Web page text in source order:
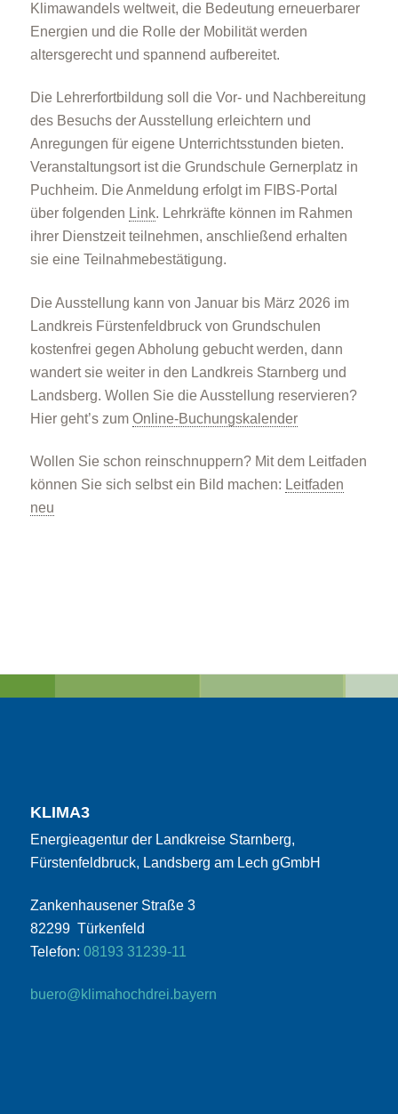
Klimawandels weltweit, die Bedeutung erneuerbarer
Energien und die Rolle der Mobilität werden
altersgerecht und spannend aufbereitet.
Die Lehrerfortbildung soll die Vor- und Nachbereitung
des Besuchs der Ausstellung erleichtern und
Anregungen für eigene Unterrichtsstunden bieten.
Veranstaltungsort ist die Grundschule Gernerplatz in
Puchheim. Die Anmeldung erfolgt im FIBS-Portal
über folgenden Link. Lehrkräfte können im Rahmen
ihrer Dienstzeit teilnehmen, anschließend erhalten
sie eine Teilnahmebestätigung.
Die Ausstellung kann von Januar bis März 2026 im
Landkreis Fürstenfeldbruck von Grundschulen
kostenfrei gegen Abholung gebucht werden, dann
wandert sie weiter in den Landkreis Starnberg und
Landsberg. Wollen Sie die Ausstellung reservieren?
Hier geht’s zum Online-Buchungskalender
Wollen Sie schon reinschnuppern? Mit dem Leitfaden
können Sie sich selbst ein Bild machen: Leitfaden
neu
KLIMA3
Energieagentur der Landkreise Starnberg,
Fürstenfeldbruck, Landsberg am Lech gGmbH
Zankenhausener Straße 3
82299 Türkenfeld
Telefon: 08193 31239-11
buero@klimahochdrei.bayern